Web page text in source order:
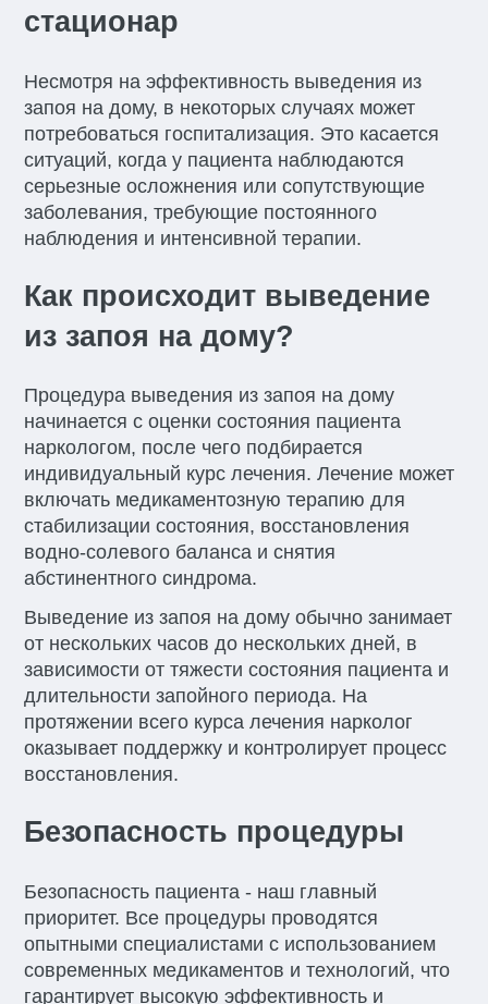
стационар
Несмотря на эффективность выведения из
запоя на дому, в некоторых случаях может
потребоваться госпитализация. Это касается
ситуаций, когда у пациента наблюдаются
серьезные осложнения или сопутствующие
заболевания, требующие постоянного
наблюдения и интенсивной терапии.
Как происходит выведение
из запоя на дому?
Процедура выведения из запоя на дому
начинается с оценки состояния пациента
наркологом, после чего подбирается
индивидуальный курс лечения. Лечение может
включать медикаментозную терапию для
стабилизации состояния, восстановления
водно-солевого баланса и снятия
абстинентного синдрома.
Выведение из запоя на дому обычно занимает
от нескольких часов до нескольких дней, в
зависимости от тяжести состояния пациента и
длительности запойного периода. На
протяжении всего курса лечения нарколог
оказывает поддержку и контролирует процесс
восстановления.
Безопасность процедуры
Безопасность пациента - наш главный
приоритет. Все процедуры проводятся
опытными специалистами с использованием
современных медикаментов и технологий, что
гарантирует высокую эффективность и